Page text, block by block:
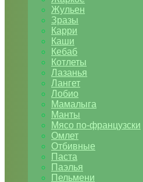
Жульен
Зразы
Карри
Каши
Кебаб
Котлеты
Лазанья
Лангет
Лобио
Мамалыга
Манты
Мясо по-французски
Омлет
Отбивные
Паста
Паэлья
Пельмени